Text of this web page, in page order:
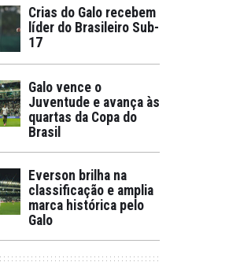
Crias do Galo recebem
líder do Brasileiro Sub-
17
Galo vence o
Juventude e avança às
quartas da Copa do
Brasil
Everson brilha na
classificação e amplia
marca histórica pelo
Galo